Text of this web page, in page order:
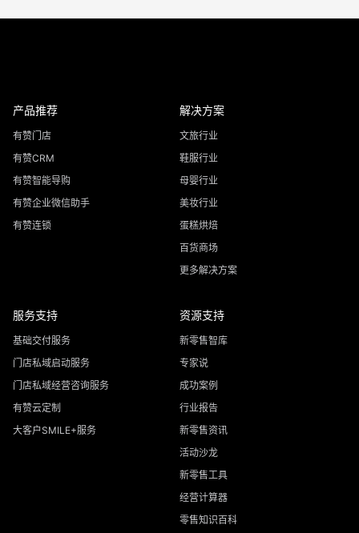
产品推荐
有赞门店
有赞CRM
有赞智能导购
有赞企业微信助手
有赞连锁
解决方案
文旅行业
鞋服行业
母婴行业
美妆行业
蛋糕烘焙
百货商场
更多解决方案
服务支持
基础交付服务
门店私域启动服务
门店私域经营咨询服务
有赞云定制
大客户SMILE+服务
资源支持
新零售智库
专家说
成功案例
行业报告
新零售资讯
活动沙龙
新零售工具
经营计算器
零售知识百科